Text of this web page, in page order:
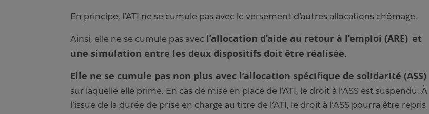
En principe, l’ATI ne se cumule pas avec le versement d’autres allocations chômage.
Ainsi, elle ne se cumule pas avec l’allocation d’aide au retour à l’emploi (ARE) et
une simulation entre les deux dispositifs doit être réalisée.
Elle ne se cumule pas non plus avec l’allocation spécifique de solidarité (ASS)
sur laquelle elle prime. En cas de mise en place de l’ATI, le droit à l’ASS est suspendu. À
l’issue de la durée de prise en charge au titre de l’ATI, le droit à l’ASS pourra être repris